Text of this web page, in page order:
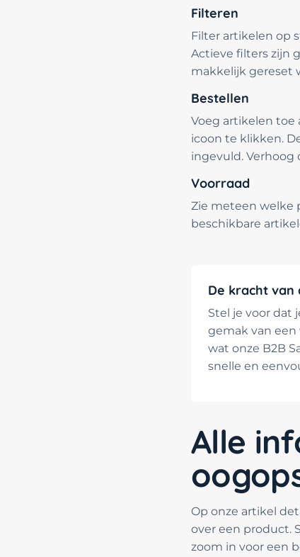
Filteren
Filter artikelen op
Actieve filters zijn
makkelijk gereset
Bestellen
Voeg artikelen toe
icoon te klikken.
ingevuld.
Voorraad
Zie meteen welke
beschikbare
De kracht van
Stel je voor dat
gemak van een
wat onze B2B
snelle en
Alle
Op onze artikel
over een product.
zoom in voor een